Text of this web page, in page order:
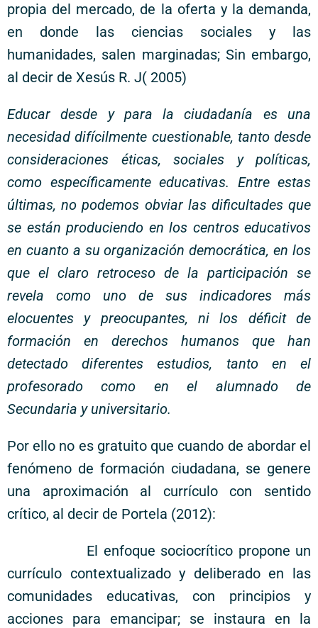
propia del mercado, de la oferta y la demanda,
en donde las ciencias sociales y las
humanidades, salen marginadas; Sin embargo,
al decir de Xesús R. J( 2005)
Educar desde y para la ciudadanía es una
necesidad difícilmente cuestionable, tanto desde
consideraciones éticas, sociales y políticas,
como específicamente educativas. Entre estas
últimas, no podemos obviar las dificultades que
se están produciendo en los centros educativos
en cuanto a su organización democrática, en los
que el claro retroceso de la participación se
revela como uno de sus indicadores más
elocuentes y preocupantes, ni los déficit de
formación en derechos humanos que han
detectado diferentes estudios, tanto en el
profesorado como en el alumnado de
Secundaria y universitario.
Por ello no es gratuito que cuando de abordar el
fenómeno de formación ciudadana, se genere
una aproximación al currículo con sentido
crítico, al decir de Portela (2012):
El enfoque sociocrítico propone un
currículo contextualizado y deliberado en las
comunidades educativas, con principios y
acciones para emancipar; se instaura en la